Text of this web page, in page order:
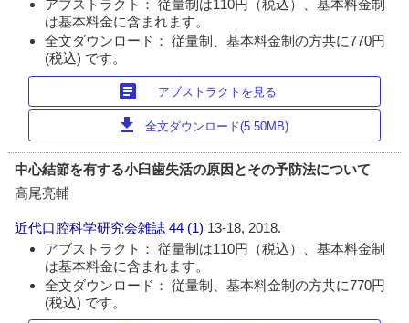
アブストラクト： 従量制は110円（税込）、基本料金制
は基本料金に含まれます。
全文ダウンロード： 従量制、基本料金制の方共に770円
(税込) です。
article アブストラクトを見る
download 全文ダウンロード(5.50MB)
中心結節を有する小臼歯失活の原因とその予防法について
高尾亮輔
近代口腔科学研究会雑誌 44 (1) 13-18, 2018.
アブストラクト： 従量制は110円（税込）、基本料金制
は基本料金に含まれます。
全文ダウンロード： 従量制、基本料金制の方共に770円
(税込) です。